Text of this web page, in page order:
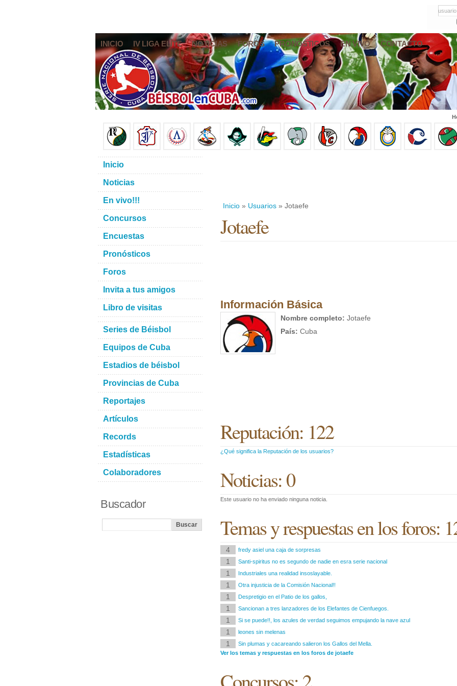
INICIO IV LIGA ELITE NOTICIAS FOROS PRONÓSTICOS EN VIVO CONTACTO
Inicio » Usuarios » Jotaefe
Jotaefe
Información Básica
Nombre completo: Jotaefe
País: Cuba
Reputación: 122
¿Qué significa la Reputación de los usuarios?
Noticias: 0
Este usuario no ha enviado ninguna noticia.
Temas y respuestas en los foros:
4 fredy asiel una caja de sorpresas
1 Santi-spiritus no es segundo de nadie en esra serie nacional
1 Industriales una realidad insoslayable.
1 Otra injusticia de la Comisión Nacional!!
1 Despretigio en el Patio de los gallos,
1 Sancionan a tres lanzadores de los Elefantes de Cienfuegos.
1 Si se puede!!, los azules de verdad seguimos empujando la nave azul
1 leones sin melenas
1
Sin plumas y cacareando salieron los Gallos del Mella.
Ver los temas y respuestas en los foros de jotaefe
Inicio
Noticias
En vivo!!!
Concursos
Encuestas
Pronósticos
Foros
Invita a tus amigos
Libro de visitas
Series de Béisbol
Equipos de Cuba
Estadios de béisbol
Provincias de Cuba
Reportajes
Artículos
Records
Estadísticas
Colaboradores
Buscador